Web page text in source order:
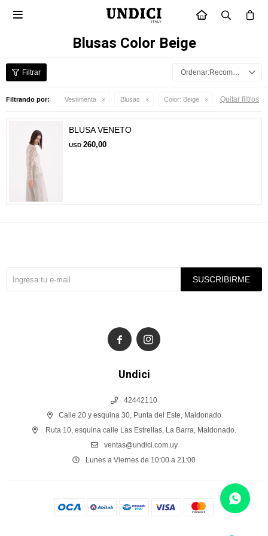
INICIO

Blusas Color Beige
Recomendados
Filtrando por: Vestimenta Blusas Color: Beige Quitar filtros
BLUSA VENETO
USD 260,00
Undici
42442110
Calle 20 y esquina 30, Punta del Este, Maldonado
Ruta 10, esquina calle Las Estrellas, La Barra, Maldonado.
ventas@undici.com.uy
Lunes a Viernes de 10:00 a 21:00
SUSCRIBIRME
 